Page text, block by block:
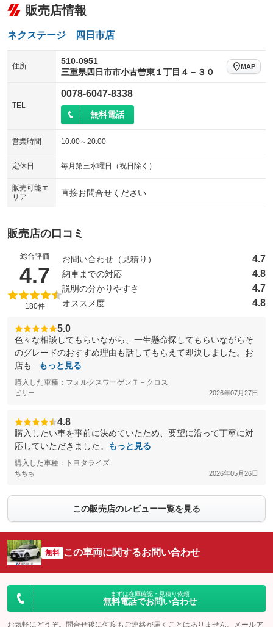
販売店情報
ネクステージ 四日市店
住所
510-0951
三重県四日市市小古曽東１丁目４－３０
MAP
TEL
0078-6047-8338
無料電話
営業時間 10:00～20:00
定休日 毎月第三水曜日（祝日除く）
販売可能エ
リア
直接お問合せください
販売店の口コミ
総合評価
4.7 （5点満点中）
180件
お問い合わせ（見積り） 4.7
納車までの対応 4.8
説明の分かりやすさ 4.7
オススメ度 4.8
5.0
色々な相談してもらいながら、一生懸命探してもらいながらそ
のグレードのおすすめ理由も話してもらえて即決しました。お
店も...
もっと見る
購入した車種：フォルクスワーゲンＴ－クロス
ビリー 2026年07月27日
4.8
購入したい車を事前に決めていたため、要望に沿って丁寧に対
応していただきました。
もっと見る
購入した車種：トヨタライズ
ちちち 2026年05月26日
この販売店のレビュー一覧を見る
無料 この車両に関するお問い合わせ
まずは在庫確認・見積り依頼
無料電話でお問い合わせ
お気軽にどうぞ。問合せ後に何度もご連絡が届くことはありません。メールア